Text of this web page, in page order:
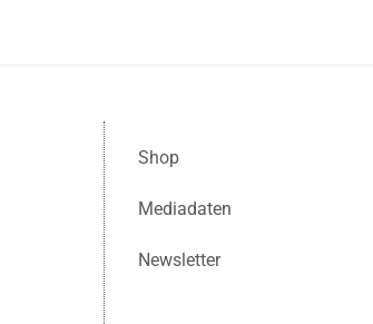
Shop
Mediadaten
Newsletter